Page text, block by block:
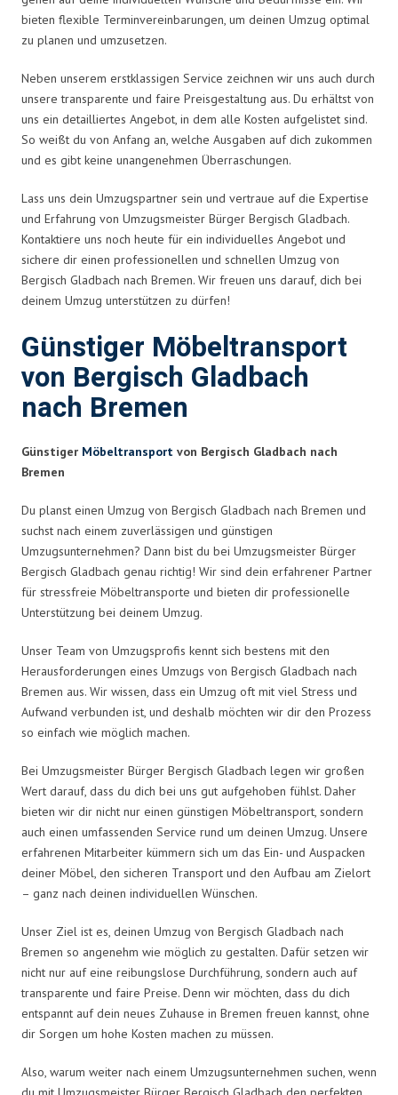
bieten flexible Terminvereinbarungen, um deinen Umzug optimal
zu planen und umzusetzen.
Neben unserem erstklassigen Service zeichnen wir uns auch durch
unsere transparente und faire Preisgestaltung aus. Du erhältst von
uns ein detailliertes Angebot, in dem alle Kosten aufgelistet sind.
So weißt du von Anfang an, welche Ausgaben auf dich zukommen
und es gibt keine unangenehmen Überraschungen.
Lass uns dein Umzugspartner sein und vertraue auf die Expertise
und Erfahrung von Umzugsmeister Bürger Bergisch Gladbach.
Kontaktiere uns noch heute für ein individuelles Angebot und
sichere dir einen professionellen und schnellen Umzug von
Bergisch Gladbach nach Bremen. Wir freuen uns darauf, dich bei
deinem Umzug unterstützen zu dürfen!
Günstiger Möbeltransport
von Bergisch Gladbach
nach Bremen
Günstiger Möbeltransport von Bergisch Gladbach nach
Bremen
Du planst einen Umzug von Bergisch Gladbach nach Bremen und
suchst nach einem zuverlässigen und günstigen
Umzugsunternehmen? Dann bist du bei Umzugsmeister Bürger
Bergisch Gladbach genau richtig! Wir sind dein erfahrener Partner
für stressfreie Möbeltransporte und bieten dir professionelle
Unterstützung bei deinem Umzug.
Unser Team von Umzugsprofis kennt sich bestens mit den
Herausforderungen eines Umzugs von Bergisch Gladbach nach
Bremen aus. Wir wissen, dass ein Umzug oft mit viel Stress und
Aufwand verbunden ist, und deshalb möchten wir dir den Prozess
so einfach wie möglich machen.
Bei Umzugsmeister Bürger Bergisch Gladbach legen wir großen
Wert darauf, dass du dich bei uns gut aufgehoben fühlst. Daher
bieten wir dir nicht nur einen günstigen Möbeltransport, sondern
auch einen umfassenden Service rund um deinen Umzug. Unsere
erfahrenen Mitarbeiter kümmern sich um das Ein- und Auspacken
deiner Möbel, den sicheren Transport und den Aufbau am Zielort
– ganz nach deinen individuellen Wünschen.
Unser Ziel ist es, deinen Umzug von Bergisch Gladbach nach
Bremen so angenehm wie möglich zu gestalten. Dafür setzen wir
nicht nur auf eine reibungslose Durchführung, sondern auch auf
transparente und faire Preise. Denn wir möchten, dass du dich
entspannt auf dein neues Zuhause in Bremen freuen kannst, ohne
dir Sorgen um hohe Kosten machen zu müssen.
Also, warum weiter nach einem Umzugsunternehmen suchen, wenn